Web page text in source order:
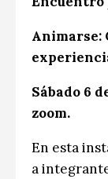
Animarse:
Sábado 6
zoom.
En esta
a